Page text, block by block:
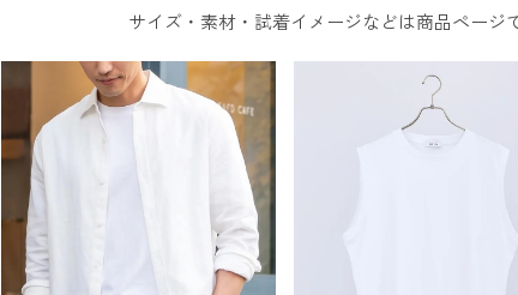
サイズ・素材・試着イメージなどは商品ページ